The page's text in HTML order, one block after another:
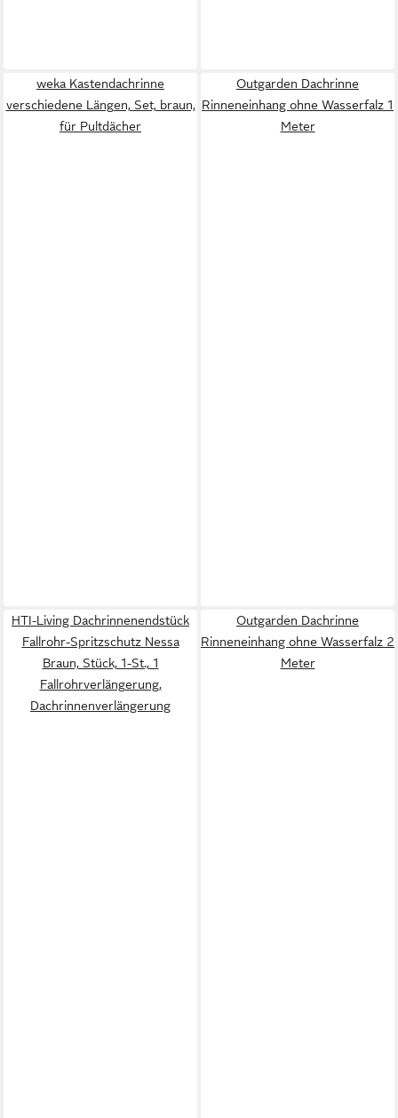
weka Kastendachrinne
verschiedene Längen, Set, braun,
für Pultdächer
Outgarden Dachrinne
Rinneneinhang ohne Wasserfalz 1
Meter
HTI-Living Dachrinnenendstück
Fallrohr-Spritzschutz Nessa
Braun, Stück, 1-St., 1
Fallrohrverlängerung,
Dachrinnenverlängerung
Outgarden Dachrinne
Rinneneinhang ohne Wasserfalz 2
Meter